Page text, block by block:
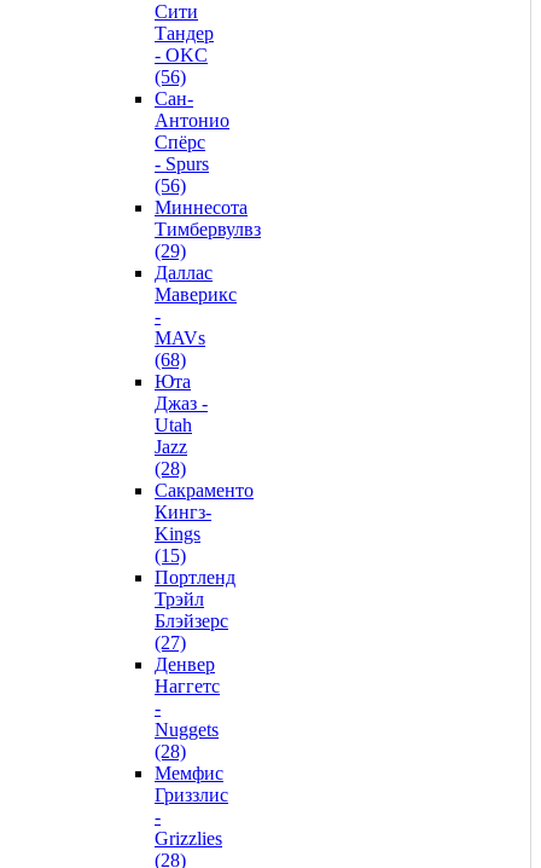
Сити
Тандер
- OKC
(56)
Сан-
Антонио
Спёрс
- Spurs
(56)
Миннесота
Тимбервулвз
(29)
Даллас
Маверикс
-
MAVs
(68)
Юта
Джаз -
Utah
Jazz
(28)
Сакраменто
Кингз-
Kings
(15)
Портленд
Трэйл
Блэйзерс
(27)
Денвер
Наггетс
-
Nuggets
(28)
Мемфис
Гриззлис
-
Grizzlies
(28)